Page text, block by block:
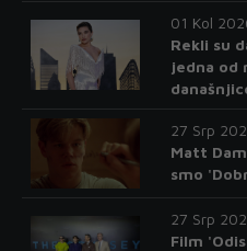
01 Kol
Rekli su
jedna od
27 Srp
Matt
smo
27 Srp
Film